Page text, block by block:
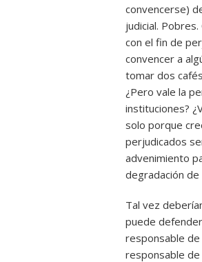
convencerse)
judicial.
con el fin de
convencer a
tomar dos
¿Pero vale la
instituciones?
solo porque
perjudicados
advenimiento
degradación de
Tal vez
puede
responsable de
responsable